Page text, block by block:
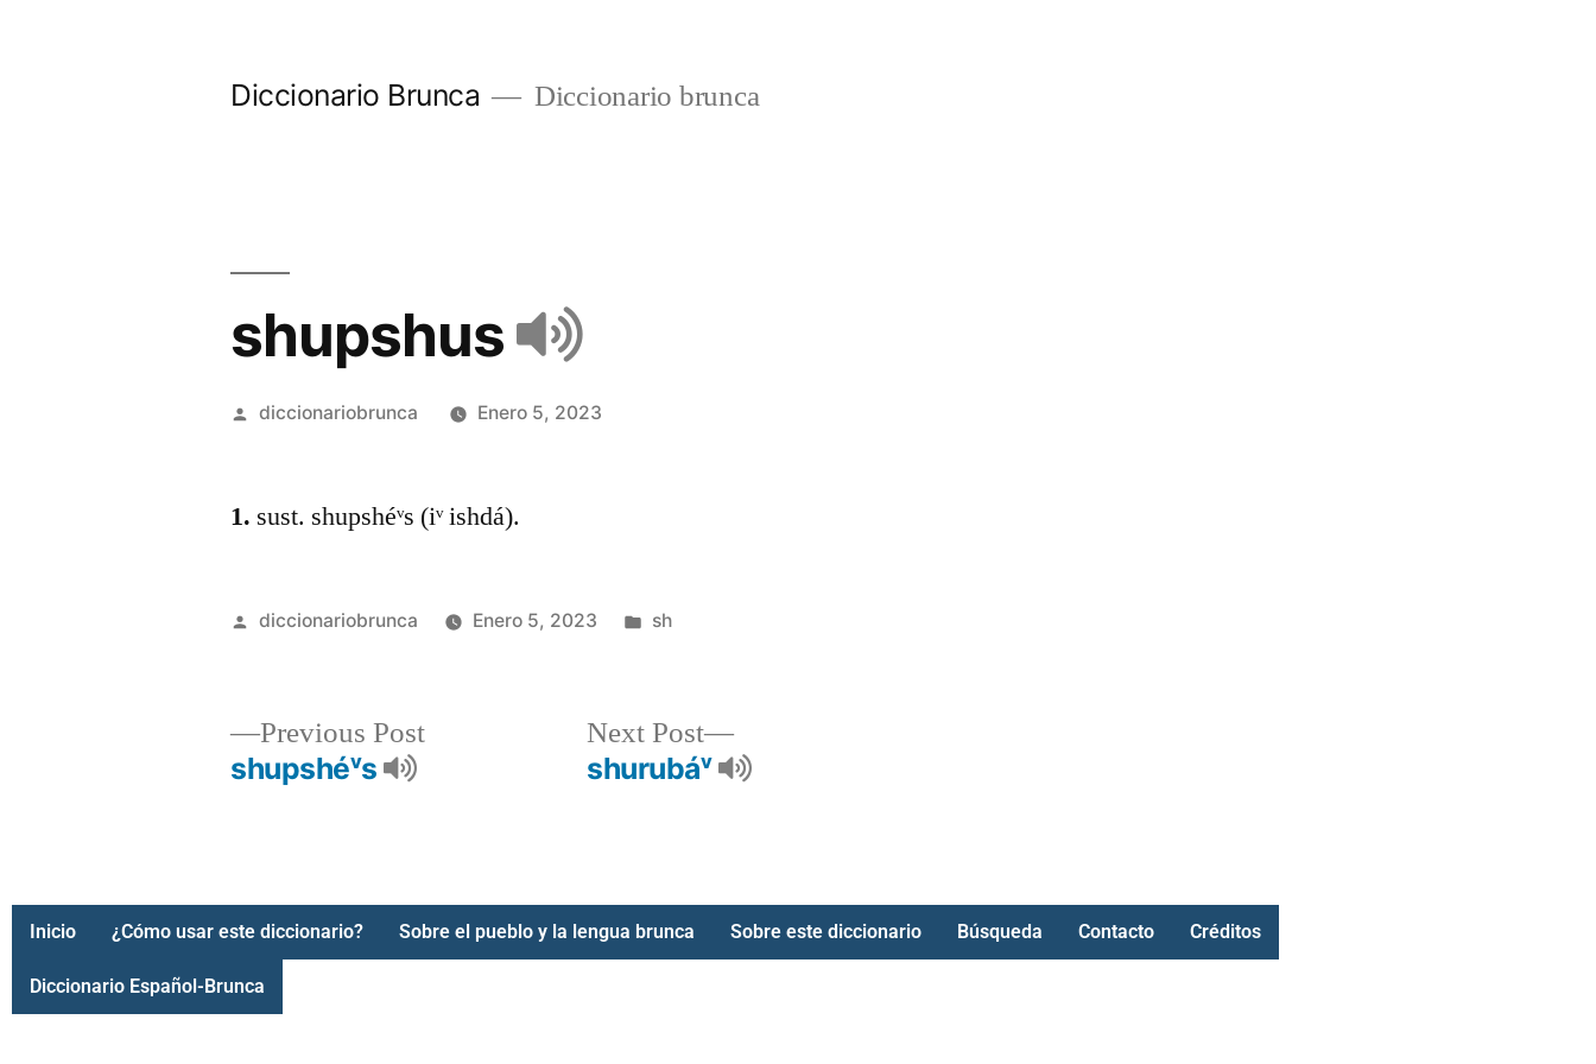
Diccionario Brunca Diccionario brunca
shupshus
diccionariobrunca Enero 5, 2023
1. sust. shupshéᵛs (iᵛ ishdá).
diccionariobrunca Enero 5, 2023 sh
Previous Post
shupshéᵛs
Next Post
shurubáᵛ
Inicio ¿Cómo usar este diccionario? Sobre el pueblo y la lengua brunca Sobre este diccionario Búsqueda Contacto Créditos
Diccionario Español-Brunca